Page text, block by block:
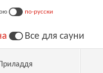
по-русски
Все для сауни
Приладдя